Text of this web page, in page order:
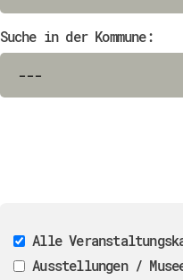
Suche in der Kommune:
Alle
Ausstellungen /